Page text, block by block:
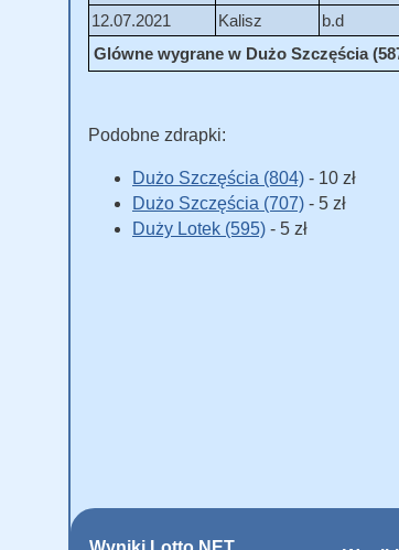
12.07.2021
Kalisz
b.d
Glówne wygrane w Dużo Szczęścia
Podobne zdrapki:
Dużo Szczęścia (804) - 10 zł
Dużo Szczęścia (707) - 5 zł
Duży Lotek (595) - 5 zł